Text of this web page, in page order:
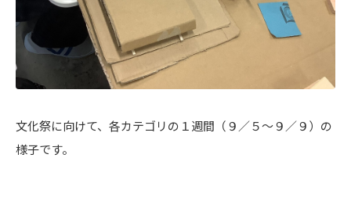
文化祭に向けて、各カテゴリの１週間（９／５～９／９）の
様子です。